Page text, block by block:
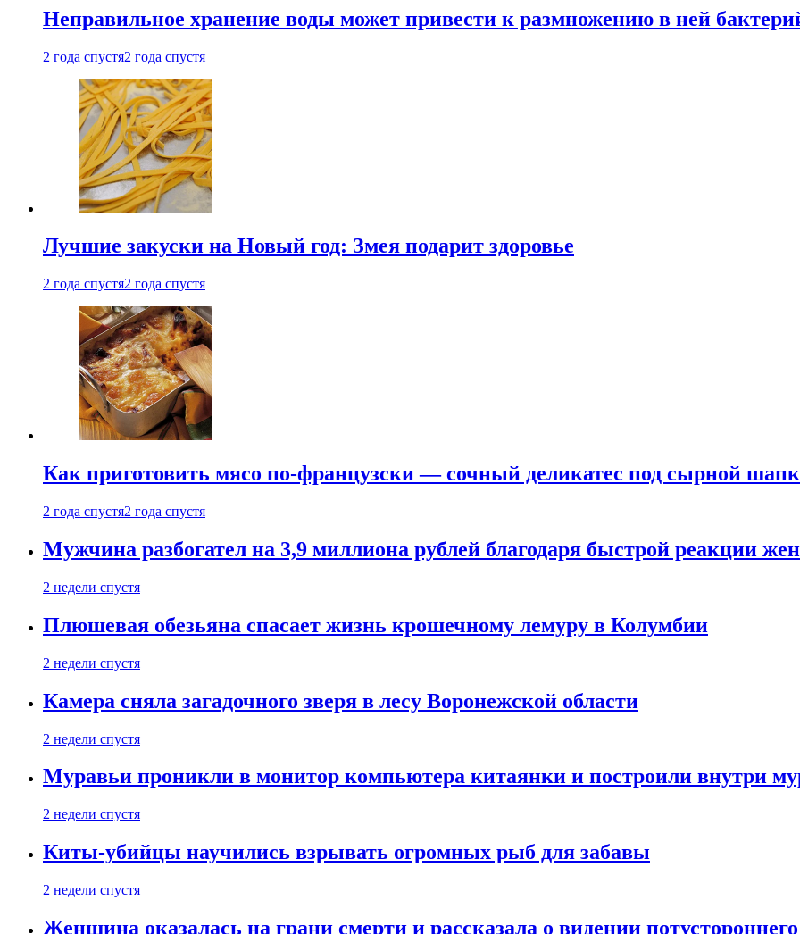
Неправильное хранение воды может привести к размножению в ней
2 года спустя2 года спустя
Лучшие закуски на Новый год: Змея подарит здоровье
2 года спустя2 года спустя
Как приготовить мясо по-французски — сочный деликатес под сырной
2 года спустя2 года спустя
Мужчина разбогател на 3,9 миллиона рублей благодаря быстрой реакции
2 недели спустя
Плюшевая обезьяна спасает жизнь крошечному лемуру в Колумбии
2 недели спустя
Камера сняла загадочного зверя в лесу Воронежской области
2 недели спустя
Муравьи проникли в монитор компьютера китаянки и построили внутри
2 недели спустя
Киты-убийцы научились взрывать огромных рыб для забавы
2 недели спустя
Женщина оказалась на грани смерти и рассказала о видении